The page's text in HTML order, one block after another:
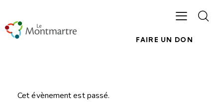
FAIRE UN DON
Cet évènement est passé.